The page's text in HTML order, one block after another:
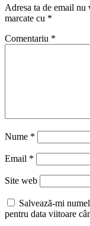
Adresa ta de email nu
marcate cu *
Comentariu *
Nume *
Email *
Site web
Salvează-mi
pentru data viitoare